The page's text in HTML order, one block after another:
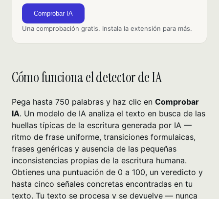
Comprobar IA
Una comprobación gratis. Instala la extensión para más.
Cómo funciona el detector de IA
Pega hasta 750 palabras y haz clic en Comprobar
IA. Un modelo de IA analiza el texto en busca de las
huellas típicas de la escritura generada por IA —
ritmo de frase uniforme, transiciones formulaicas,
frases genéricas y ausencia de las pequeñas
inconsistencias propias de la escritura humana.
Obtienes una puntuación de 0 a 100, un veredicto y
hasta cinco señales concretas encontradas en tu
texto. Tu texto se procesa y se devuelve — nunca